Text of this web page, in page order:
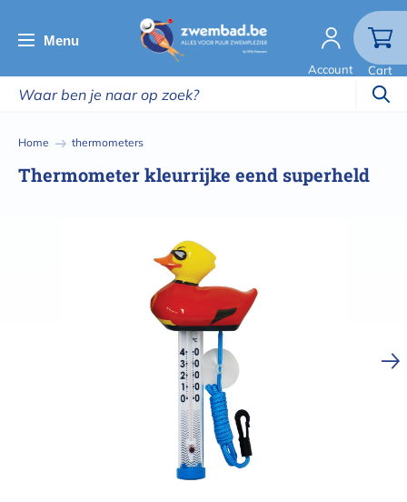
en
de
inhoud
Menu
Account Cart
Kruimelpad
Home thermometers
Thermometer kleurrijke eend superheld